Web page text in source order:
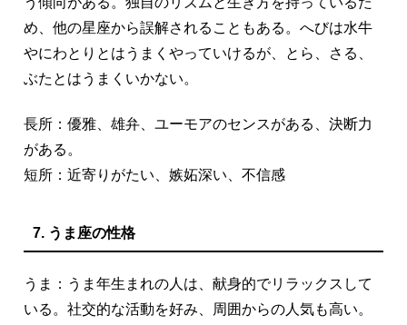
め、他の星座から誤解されることもある。へびは水牛
やにわとりとはうまくやっていけるが、とら、さる、
ぶたとはうまくいかない。
長所：優雅、雄弁、ユーモアのセンスがある、決断力
がある。
短所：近寄りがたい、嫉妬深い、不信感
7. うま座の性格
うま：うま年生まれの人は、献身的でリラックスして
いる。社交的な活動を好み、周囲からの人気も高い。